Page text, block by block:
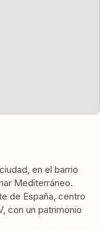
en el barrio
Mediterráneo.
de España, centro
con un patrimonio